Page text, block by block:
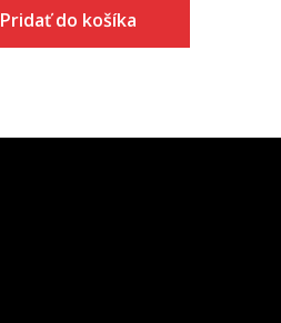
Pridať do košíka